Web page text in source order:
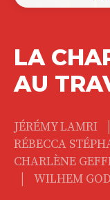
LA
AU
JÉRÉMY LAMRI |
RÉBECCA
CHARLÈNE
| WILHEM